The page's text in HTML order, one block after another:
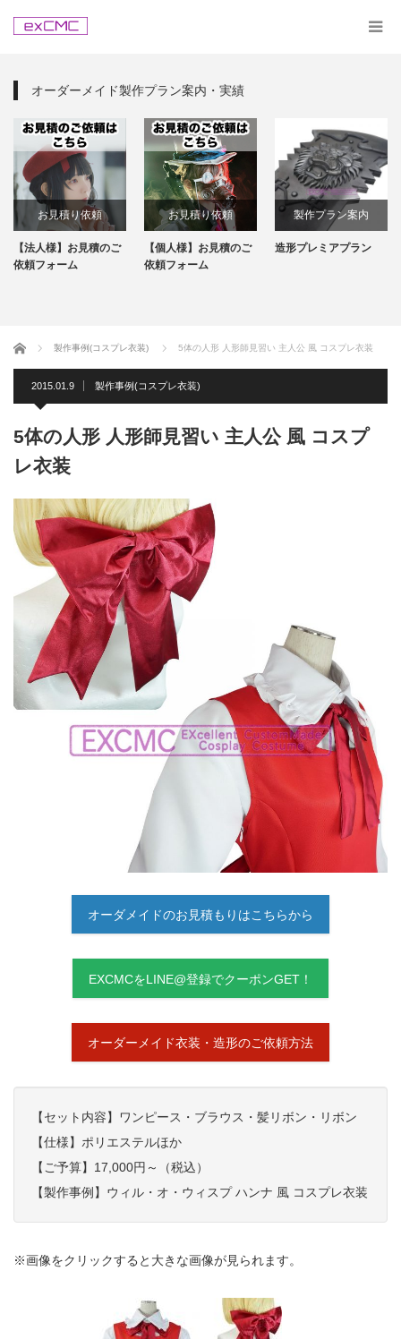
オーダーメイド製作プラン案内・実績
お見積り依頼
【法人様】お見積のご
依頼フォーム
お見積り依頼
【個人様】お見積のご
依頼フォーム
製作プラン案内
造形プレミアプラン
ホーム 製作事例(コスプレ衣装) 5体の人形 人形師見習い 主人公 風 コスプレ衣装
2015.01.9 製作事例(コスプレ衣装)
5体の人形 人形師見習い 主人公 風 コスプ
レ衣装
オーダメイドのお見積もりはこちらから
EXCMCをLINE@登録でクーポンGET！
オーダーメイド衣装・造形のご依頼方法
【セット内容】ワンピース・ブラウス・髪リボン・リボン
【仕様】ポリエステルほか
【ご予算】17,000円～（税込）
【製作事例】ウィル・オ・ウィスプ ハンナ 風 コスプレ衣装
※画像をクリックすると大きな画像が見られます。